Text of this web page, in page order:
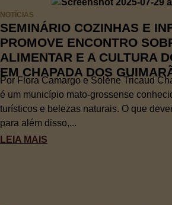
NOTÍCIAS
SEMINÁRIO COZINHAS E
PROMOVE ENCONTRO
ALIMENTAR E A CULTURA
EM CHAPADA DOS
Por Flora Camargo e Solène Tricaud
é um município mato-grossense
turísticos e belezas naturais. O que
para além disso,...
LEIA MAIS